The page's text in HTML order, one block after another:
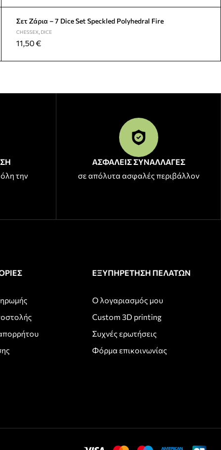
Σετ Ζάρια – 7 Dice Set Speckled Polyhedral Fire
CHESSEX DICE
11,50€
την
ΑΣΦΑΛΕΙΣ ΣΥΝΑΛΛΑΓΕΣ
σε απόλυτα ασφαλές περιβάλλον
ΕΞΥΠΗΡΕΤΗΣΗ ΠΕΛΑΤΩΝ
Ο λογαριασμός μου
Custom 3D printing
Συχνές ερωτήσεις
Φόρμα επικοινωνίας